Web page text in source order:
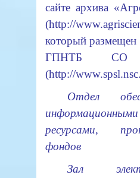
сайте архива
(http://
который размещен
ГПНТБ СО
(http://
Отдел
информационными
ресурсами,
фондов
Зал